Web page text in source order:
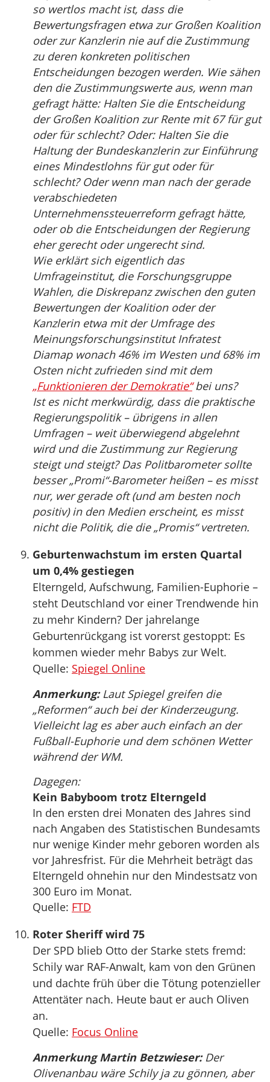
so wertlos macht ist, dass die
Bewertungsfragen etwa zur Großen Koalition
oder zur Kanzlerin nie auf die Zustimmung
zu deren konkreten politischen
Entscheidungen bezogen werden. Wie sähen
den die Zustimmungswerte aus, wenn man
gefragt hätte: Halten Sie die Entscheidung
der Großen Koalition zur Rente mit 67 für gut
oder für schlecht? Oder: Halten Sie die
Haltung der Bundeskanzlerin zur Einführung
eines Mindestlohns für gut oder für
schlecht? Oder wenn man nach der gerade
verabschiedeten
Unternehmenssteuerreform gefragt hätte,
oder ob die Entscheidungen der Regierung
eher gerecht oder ungerecht sind.
Wie erklärt sich eigentlich das
Umfrageinstitut, die Forschungsgruppe
Wahlen, die Diskrepanz zwischen den guten
Bewertungen der Koalition oder der
Kanzlerin etwa mit der Umfrage des
Meinungsforschungsinstitut Infratest
Diamap wonach 46% im Westen und 68% im
Osten nicht zufrieden sind mit dem
„Funktionieren der Demokratie“bei uns?
Ist es nicht merkwürdig, dass die praktische
Regierungspolitik – übrigens in allen
Umfragen – weit überwiegend abgelehnt
wird und die Zustimmung zur Regierung
steigt und steigt? Das Politbarometer sollte
besser „Promi“-Barometer heißen – es misst
nur, wer gerade oft (und am besten noch
positiv) in den Medien erscheint, es misst
nicht die Politik, die die „Promis“ vertreten.
Geburtenwachstum im ersten Quartal
um 0,4% gestiegen
Elterngeld, Aufschwung, Familien-Euphorie –
steht Deutschland vor einer Trendwende hin
zu mehr Kindern? Der jahrelange
Geburtenrückgang ist vorerst gestoppt: Es
kommen wieder mehr Babys zur Welt.
Quelle: Spiegel Online
Anmerkung:Laut Spiegel greifen die
„Reformen“ auch bei der Kinderzeugung.
Vielleicht lag es aber auch einfach an der
Fußball-Euphorie und dem schönen Wetter
während der WM.
Dagegen:
Kein Babyboom trotz Elterngeld
In den ersten drei Monaten des Jahres sind
nach Angaben des Statistischen Bundesamts
nur wenige Kinder mehr geboren worden als
vor Jahresfrist. Für die Mehrheit beträgt das
Elterngeld ohnehin nur den Mindestsatz von
300 Euro im Monat.
Quelle: FTD
Roter Sheriff wird 75
Der SPD blieb Otto der Starke stets fremd:
Schily war RAF-Anwalt, kam von den Grünen
und dachte früh über die Tötung potenzieller
Attentäter nach. Heute baut er auch Oliven
an.
Quelle: Focus Online
Anmerkung Martin Betzwieser:Der
Olivenanbau wäre Schily ja zu gönnen, aber